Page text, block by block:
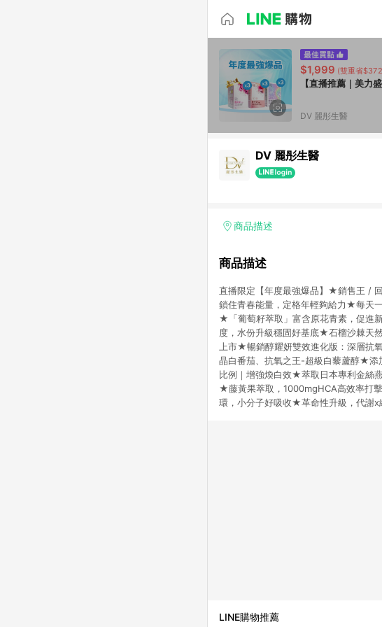
$1,999 (雙重省
【直播推薦｜美力
DV 麗彤生醫
DV 麗彤生醫
商品描述
商品描述
直播限定【年度最強爆品】★銷售王 /
鎖住青春能量，定格年輕夠給力★每天
★「葡萄籽萃取」富含原花青素，促進
度，水份升級穩固好基底★石榴沙棘天
上市★暢銷醇耀妍雙效進化版：深層
晶白番茄、抗氧之王-超級白藜蘆醇★添
比例｜增強煥白效★萃取日本專利金絲
★藤黃果萃取，1000mgHCA高效率打
環，小分子好吸收★革命性升級，代謝
LINE購物推薦